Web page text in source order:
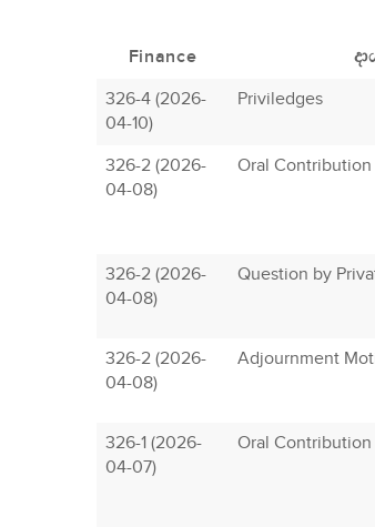
Finance
326-4 (2026-
04-10)
Priviledges
326-2 (2026-
04-08)
Oral Contribution
326-2 (2026-
04-08)
Question by
326-2 (2026-
04-08)
Adjournment
326-1 (2026-
04-07)
Oral Contribution